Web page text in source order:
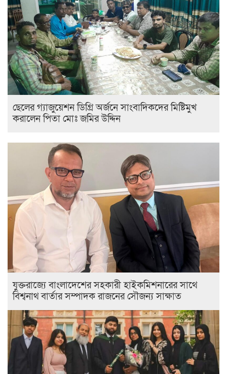
ছেলের গ্যাজুয়েশন ডিগ্রি অর্জনে সাংবাদিকদের মিষ্টিমুখ
করালেন পিতা মোঃ জমির উদ্দিন
যুক্তরাজ্যে বাংলাদেশের সহকারী হাইকমিশনারের সাথে
বিশ্বনাথ বার্তার সম্পাদক রাজনের সৌজন্য সাক্ষাত